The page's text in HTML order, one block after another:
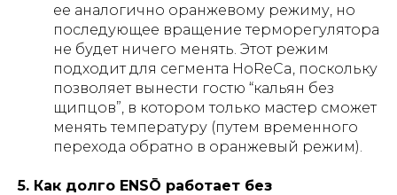
ее аналогично оранжевому режиму, но
последующее вращение терморегулятора
не будет ничего менять. Этот режим
подходит для сегмента HoReCa, поскольку
позволяет вынести гостю “кальян без
щипцов”, в котором только мастер сможет
менять температуру (путем временного
перехода обратно в оранжевый режим).
5. Как долго ENSŌ работает без